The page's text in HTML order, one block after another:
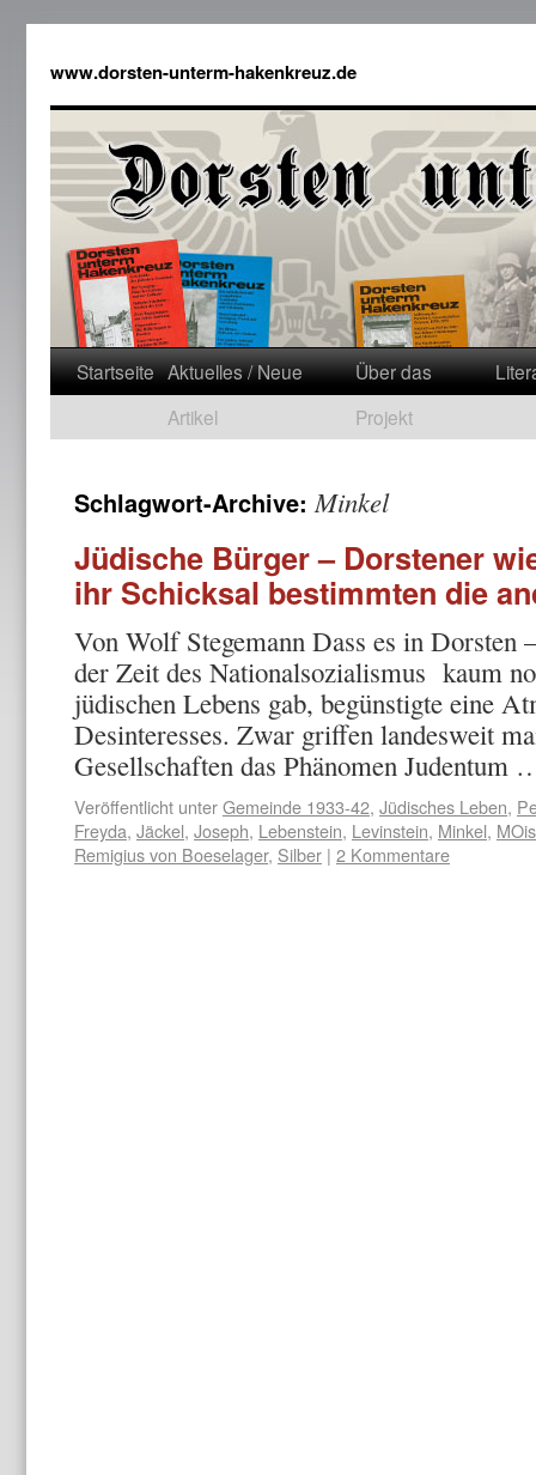
www.dorsten-unterm-hakenkreuz.de
Startseite Aktuelles / Neue
Artikel
Über das
Projekt
Schlagwort-Archive:Minkel
Jüdische Bürger – Dorstener
ihr Schicksal bestimmten die
Von Wolf Stegemann Dass es in Dorsten
der Zeit des Nationalsozialismus kaum
jüdischen Lebens gab, begünstigte eine
Desinteresses. Zwar griffen landesweit
Gesellschaften das Phänomen
Veröffentlicht unterGemeinde 1933-42, Jüdisches Leben,
Freyda, Jäckel, Joseph, Lebenstein, Levinstein, Minkel,
Remigius von Boeselager, Silber | 2 Kommentare